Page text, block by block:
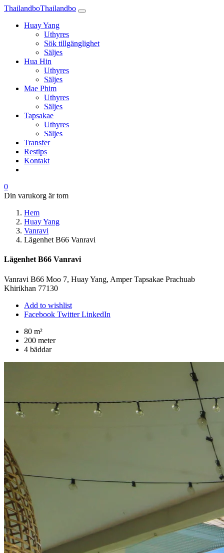
ThailandboThailandbo
Huay Yang
Uthyres
Sök tillgänglighet
Säljes
Hua Hin
Uthyres
Säljes
Mae Phim
Uthyres
Säljes
Tapsakae
Uthyres
Säljes
Transfer
Restips
Kontakt
0
Din varukorg är tom
Hem
Huay Yang
Vanravi
Lägenhet B66 Vanravi
Lägenhet B66 Vanravi
Vanravi B66 Moo 7, Huay Yang, Amper Tapsakae Prachuab
Khirikhan 77130
Add to wishlist
Facebook TwitterLinkedIn
80 m²
200 meter
4 bäddar